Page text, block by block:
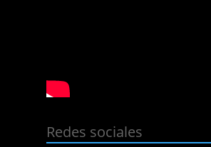
Redes sociales